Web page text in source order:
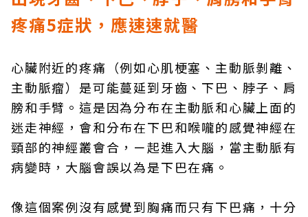
疼痛5症狀，應速速就醫
心臟附近的疼痛（例如心肌梗塞、主動脈剝離、
主動脈瘤）是可能蔓延到牙齒、下巴、脖子、肩
膀和手臂。這是因為分布在主動脈和心臟上面的
迷走神經，會和分布在下巴和喉嚨的感覺神經在
頸部的神經叢會合，ㄧ起進入大腦，當主動脈有
病變時，大腦會誤以為是下巴在痛。
像這個案例沒有感覺到胸痛而只有下巴痛，十分